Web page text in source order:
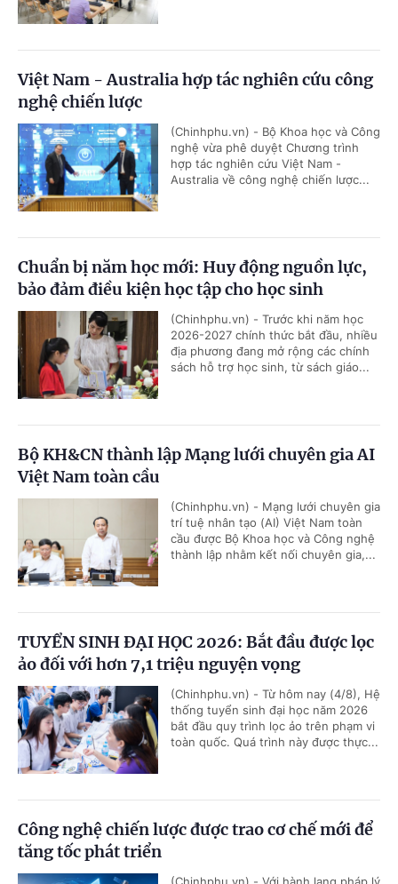
Việt Nam - Australia hợp tác nghiên cứu công
nghệ chiến lược
(Chinhphu.vn) - Bộ Khoa học và Công
nghệ vừa phê duyệt Chương trình
hợp tác nghiên cứu Việt Nam -
Australia về công nghệ chiến lược...
Chuẩn bị năm học mới: Huy động nguồn lực,
bảo đảm điều kiện học tập cho học sinh
(Chinhphu.vn) - Trước khi năm học
2026-2027 chính thức bắt đầu, nhiều
địa phương đang mở rộng các chính
sách hỗ trợ học sinh, từ sách giáo...
Bộ KH&CN thành lập Mạng lưới chuyên gia AI
Việt Nam toàn cầu
(Chinhphu.vn) - Mạng lưới chuyên gia
trí tuệ nhân tạo (AI) Việt Nam toàn
cầu được Bộ Khoa học và Công nghệ
thành lập nhằm kết nối chuyên gia,...
TUYỂN SINH ĐẠI HỌC 2026: Bắt đầu được lọc
ảo đối với hơn 7,1 triệu nguyện vọng
(Chinhphu.vn) - Từ hôm nay (4/8), Hệ
thống tuyển sinh đại học năm 2026
bắt đầu quy trình lọc ảo trên phạm vi
toàn quốc. Quá trình này được thực...
Công nghệ chiến lược được trao cơ chế mới để
tăng tốc phát triển